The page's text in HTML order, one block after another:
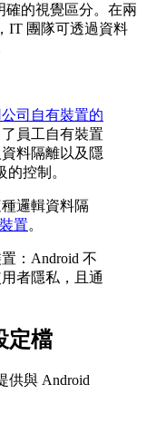
確的視覺區分。在兩
IT 團隊可透過資料
司自有裝置的
員工自有裝置
料隔離以及隱
控制。
邏輯資料隔
置。
：Android 不
者隱私，且通
定檔
供與 Android